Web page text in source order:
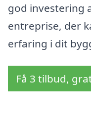
god investering
entreprise, der
erfaring i dit
Få 3 tilbud,